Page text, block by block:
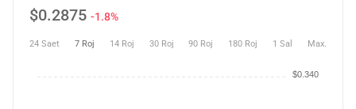
$0.2875 -1.8%
24 Saet 7 Roj 14 Roj 30 Roj 90 Roj 180 Roj 1 Sal Max.
$0.340